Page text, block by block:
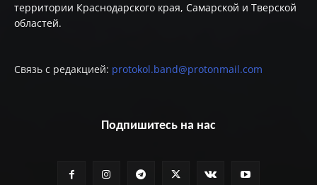
территории Краснодарского края, Самарской и Тверской
областей.
Связь с редакцией: protokol.band@protonmail.com
Подпишитесь на нас